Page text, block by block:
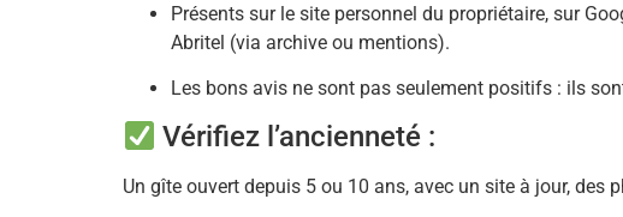
Présents sur le site personnel du propriétaire, sur
Abritel (via archive ou mentions).
Les bons avis ne sont pas seulement positifs : ils
Vérifiez l’ancienneté :
Un gîte ouvert depuis 5 ou 10 ans, avec un site à jour,